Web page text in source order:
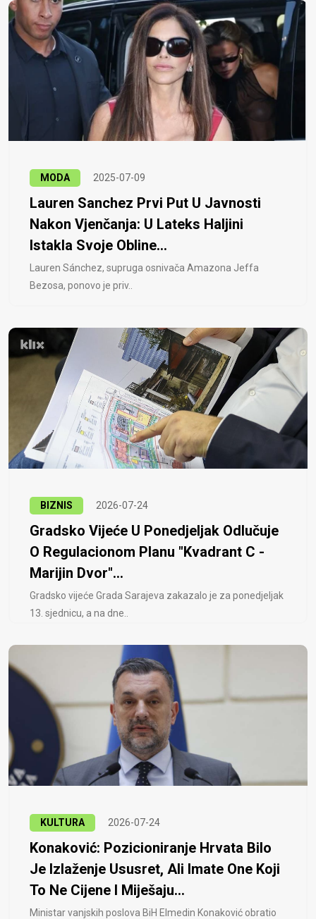
MODA 2025-07-09
Lauren Sanchez Prvi Put U Javnosti
Nakon Vjenčanja: U Lateks Haljini
Istakla Svoje Obline...
Lauren Sánchez, supruga osnivača Amazona Jeffa
Bezosa, ponovo je priv..
BIZNIS 2026-07-24
Gradsko Vijeće U Ponedjeljak Odlučuje
O Regulacionom Planu "Kvadrant C -
Marijin Dvor"...
Gradsko vijeće Grada Sarajeva zakazalo je za ponedjeljak
13. sjednicu, a na dne..
KULTURA 2026-07-24
Konaković: Pozicioniranje Hrvata Bilo
Je Izlaženje Ususret, Ali Imate One Koji
To Ne Cijene I Miješaju...
Ministar vanjskih poslova BiH Elmedin Konaković obratio